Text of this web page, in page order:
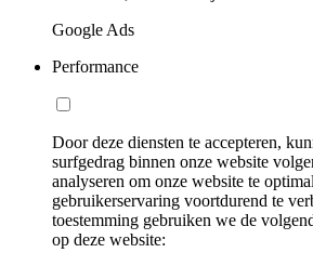
Google Ads
Performance
Door deze diensten te accepteren,
surfgedrag binnen onze website
analyseren om onze website te
gebruikerservaring voortdurend te
toestemming gebruiken we de
op deze website: